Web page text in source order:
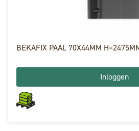
BEKAFIX PAAL 70X44MM
Inloggen